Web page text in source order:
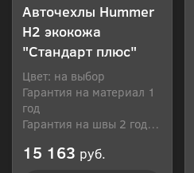
Авточехлы Hummer
H2 экокожа
"Стандарт плюс"
Цвет: на выбор
Гарантия на материал 1
год
Гарантия на швы 2 года
15 163 руб.